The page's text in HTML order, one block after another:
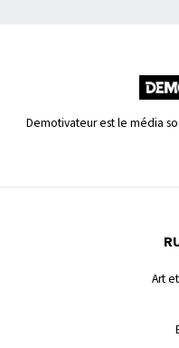
Demotivateur est le média
Art